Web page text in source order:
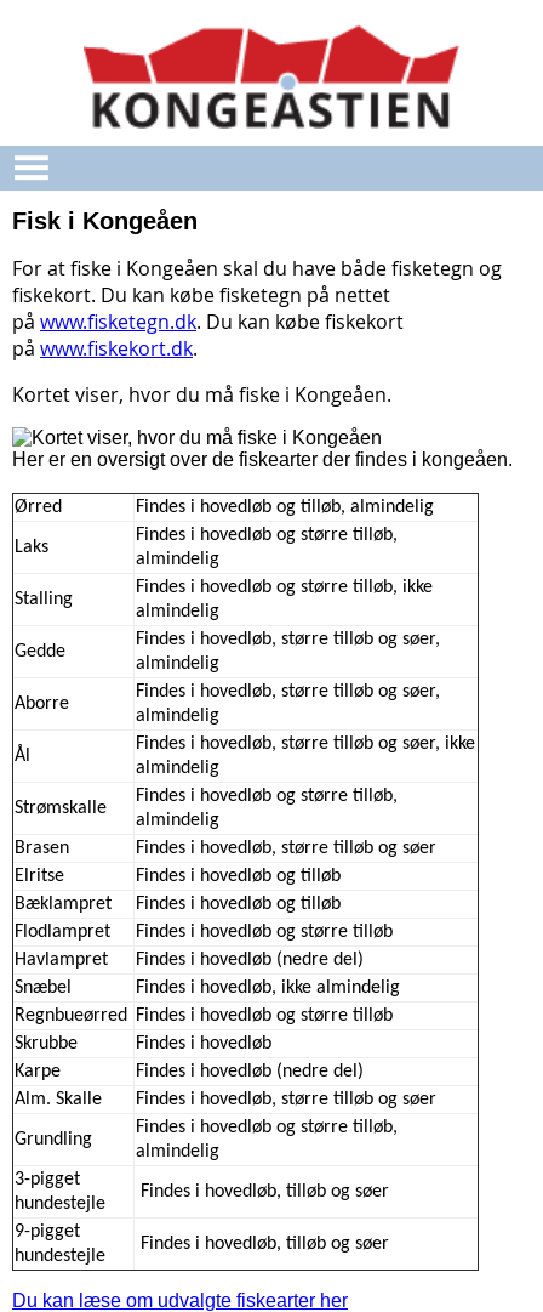
Fisk i Kongeåen
For at fiske i Kongeåen skal du have både fisketegn og
fiskekort. Du kan købe fisketegn på nettet
på www.fisketegn.dk. Du kan købe fiskekort
på www.fiskekort.dk.
Kortet viser, hvor du må fiske i Kongeåen.
Her er en oversigt over de fiskearter der findes i kongeåen.
Ørred Findes i hovedløb og tilløb, almindelig
Laks
Findes i hovedløb og større tilløb,
almindelig
Stalling
Findes i hovedløb og større tilløb, ikke
almindelig
Gedde
Findes i hovedløb, større tilløb og søer,
almindelig
Aborre
Findes i hovedløb, større tilløb og søer,
almindelig
Ål
Findes i hovedløb, større tilløb og søer, ikke
almindelig
Strømskalle
Findes i hovedløb og større tilløb,
almindelig
Brasen
Findes i hovedløb, større tilløb og søer
Elritse
Findes i hovedløb og tilløb
Bæklampret
Findes i hovedløb og tilløb
Flodlampret
Findes i hovedløb og større tilløb
Havlampret
Findes i hovedløb (nedre del)
Snæbel
Findes i hovedløb, ikke almindelig
Regnbueørred
Findes i hovedløb og større tilløb
Skrubbe
Findes i hovedløb
Karpe
Findes i hovedløb (nedre del)
Alm. Skalle
Findes i hovedløb, større tilløb og søer
Grundling
Findes i hovedløb og større tilløb,
almindelig
3-pigget
hundestejle
Findes i hovedløb, tilløb og søer
9-pigget
hundestejle
Findes i hovedløb, tilløb og søer
Du kan læse om udvalgte fiskearter her